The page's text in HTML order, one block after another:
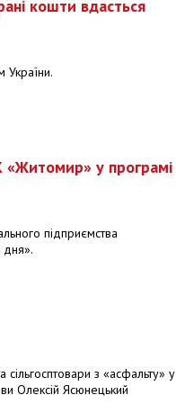
кошти вдасться
України.
«Житомир» у програмі
підприємства
сільгосптовари з «асфальту» у
Олексій Ясюнецький